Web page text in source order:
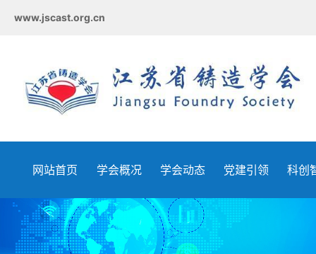
www.jscast.org.cn
网站首页 学会概况 学会动态 党建引领 科创